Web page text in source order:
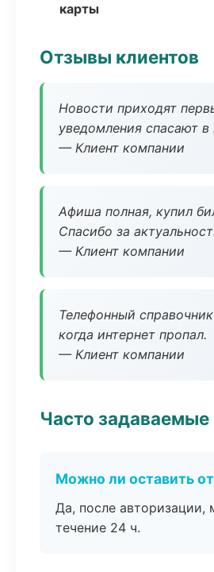
карты
Отзывы клиентов
Новости приходят
уведомления спасают в
— Клиент компании
Афиша полная, купил
Спасибо за
— Клиент компании
Телефонный
когда интернет пропал.
— Клиент компании
Часто
Можно ли оставить
Да, после авторизации,
течение 24 ч.